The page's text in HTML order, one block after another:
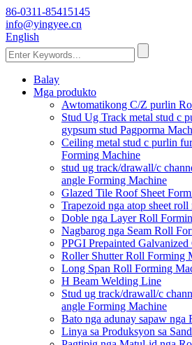
86-0311-85415145
info@yingyee.cn
English
Balay
Mga produkto
Awtomatikong C/Z purlin
Stud Ug Track metal stud c
gypsum stud Pagporma
Ceiling metal stud c purlin
Forming Machine
stud ug track/drawall/c
angle Forming Machine
Glazed Tile Roof Sheet
Trapezoid nga atop sheet
Doble nga Layer Roll
Nagbarog nga Seam Roll
PPGI Prepainted Galvanized
Roller Shutter Roll Forming
Long Span Roll Forming
H Beam Welding Line
Stud ug track/drawall/c
angle Forming Machine
Bato nga adunay sapaw
Linya sa Produksyon sa